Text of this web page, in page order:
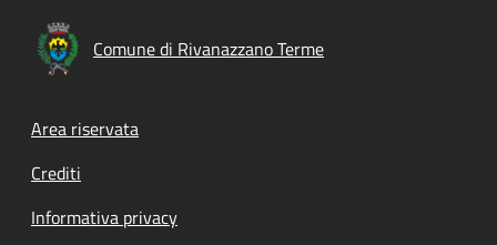
Comune di Rivanazzano Terme
Footer menu
Area riservata
Crediti
Informativa privacy